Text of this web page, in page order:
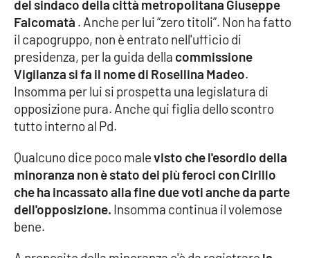
Food
Storie
LAC
NETWORK
Lactv.it
Laconair.it
del sindaco della città metropolitana Giuseppe
Falcomatà . Anche per lui “zero titoli”. Non ha fatto
il capogruppo, non è entrato nell'ufficio di
presidenza, per la guida della commissione
Vigilanza si fa il nome di Rosellina Madeo.
Insomma per lui si prospetta una legislatura di
opposizione pura. Anche qui figlia dello scontro
tutto interno al Pd.
Qualcuno dice poco malevisto che l'esordio della
minoranza non è stato dei più feroci con Cirillo
che ha incassato alla fine due voti anche da parte
dell'opposizione. Insomma continua il volemose
bene.